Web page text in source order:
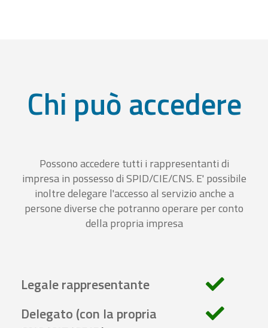
Chi può accedere
Possono accedere tutti i rappresentanti di
impresa in possesso di SPID/CIE/CNS. E' possibile
inoltre delegare l'accesso al servizio anche a
persone diverse che potranno operare per conto
della propria impresa
Legale rappresentante
Delegato (con la propria